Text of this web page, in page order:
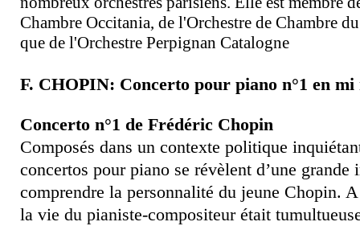
Chambre Occitania, de l'Orchestre de Chambre
que de l'Orchestre Perpignan Catalogne
F. CHOPIN: Concerto pour piano n°1 en
Concerto n°1 de Frédéric Chopin
Composés dans un contexte politique
concertos pour piano se révèlent d’une grande
comprendre la personnalité du jeune Chopin.
la vie du pianiste-compositeur était